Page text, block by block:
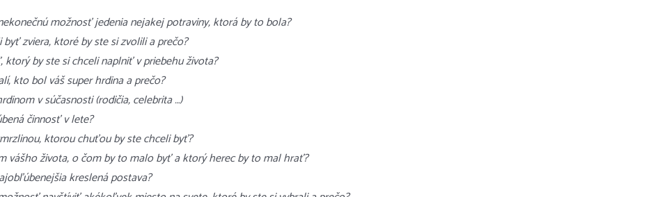
možnosť jedenia nejakej potraviny, ktorá by to bola?
zviera, ktoré by ste si zvolili a prečo?
ktorý by ste si chceli naplniť v priebehu života?
kto bol váš super hrdina a prečo?
v súčasnosti (rodičia, celebrita …)
činnosť v lete?
ktorou chuťou by ste chceli byť?
vášho života, o čom by to malo byť a ktorý herec by to mal hrať?
kreslená postava?